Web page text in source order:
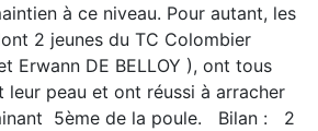
à ce niveau. Pour autant, les
2 jeunes du TC Colombier
Erwann DE BELLOY ), ont tous
leur peau et ont réussi à arracher
5ème de la poule. Bilan : 2